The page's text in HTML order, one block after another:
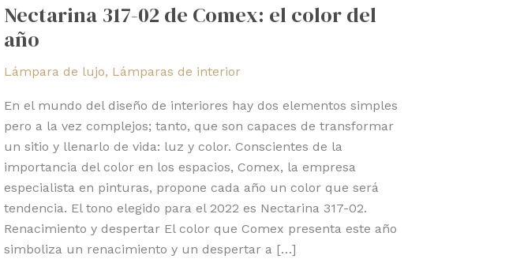
Nectarina 317-02 de Comex: el color del
año
Lámpara de lujo, Lámparas de interior
En el mundo del diseño de interiores hay dos elementos simples
pero a la vez complejos; tanto, que son capaces de transformar
un sitio y llenarlo de vida: luz y color. Conscientes de la
importancia del color en los espacios, Comex, la empresa
especialista en pinturas, propone cada año un color que será
tendencia. El tono elegido para el 2022 es Nectarina 317-02.
Renacimiento y despertar El color que Comex presenta este año
simboliza un renacimiento y un despertar a […]
02
de
el
color